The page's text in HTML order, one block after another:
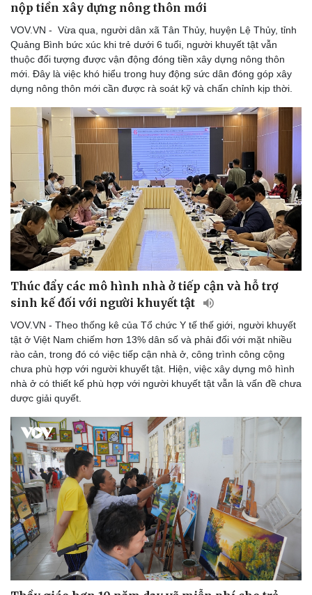
Du lịch
Tư vấn
Săn Tour
check-in
Podcast
Câu chuyện thời sự
Đọc truyện đêm khuya
Cửa sổ tình yêu
Kể chuyện cho bé
Hạt giống tâm hồn
nộp tiền xây dựng nông thôn mới
VOV.VN - Vừa qua, người dân xã Tân Thủy, huyện Lệ Thủy, tỉnh
Quảng Bình bức xúc khi trẻ dưới 6 tuổi, người khuyết tật vẫn
thuộc đối tượng được vận động đóng tiền xây dựng nông thôn
mới. Đây là việc khó hiểu trong huy động sức dân đóng góp xây
dựng nông thôn mới cần được rà soát kỹ và chấn chỉnh kịp thời.
Thúc đẩy các mô hình nhà ở tiếp cận và hỗ trợ
sinh kế đối với người khuyết tật
VOV.VN - Theo thống kê của Tổ chức Y tế thế giới, người khuyết
tật ở Việt Nam chiếm hơn 13% dân số và phải đối với mặt nhiều
rào cản, trong đó có việc tiếp cận nhà ở, công trình công cộng
chưa phù hợp với người khuyết tật. Hiện, việc xây dựng mô hình
nhà ở có thiết kế phù hợp với người khuyết tật vẫn là vấn đề chưa
dược giải quyết.